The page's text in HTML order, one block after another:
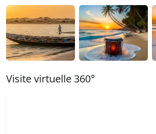
Visite virtuelle 360°